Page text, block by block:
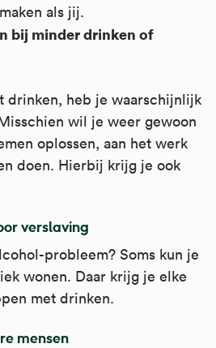
als jij.
bij minder drinken of
drinken, heb je waarschijnlijk
wil je weer gewoon
oplossen, aan het werk
doen. Hierbij krijg je ook
verslaving
probleem? Soms kun je
wonen. Daar krijg je elke
met drinken.
mensen